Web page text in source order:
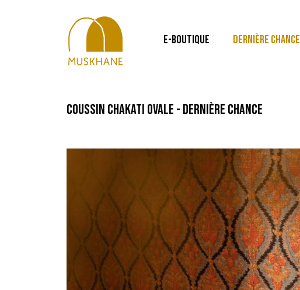
E-BOUTIQUE DERNIÈRE CHANCE
coussin chakati ovale - dernière chance